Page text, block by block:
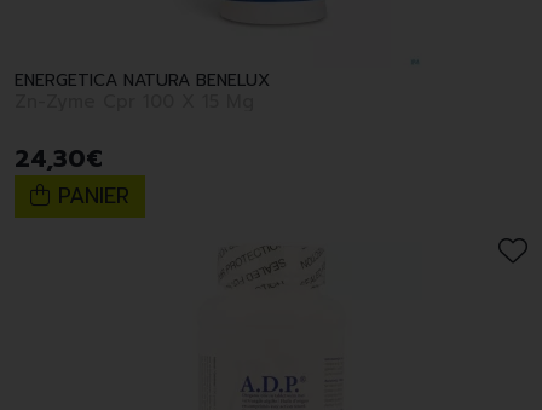
ENERGETICA NATURA BENELUX
24,30€
PANIER